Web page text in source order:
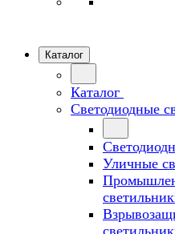
Каталог
Каталог
Светодиодные
Уличные